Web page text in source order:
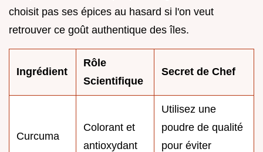
choisit pas ses épices au hasard si l'on veut
retrouver ce goût authentique des îles.
Ingrédient
Rôle
Scientifique
Secret de Chef
Curcuma
Colorant et
antioxydant
Utilisez une
poudre de qualité
pour éviter